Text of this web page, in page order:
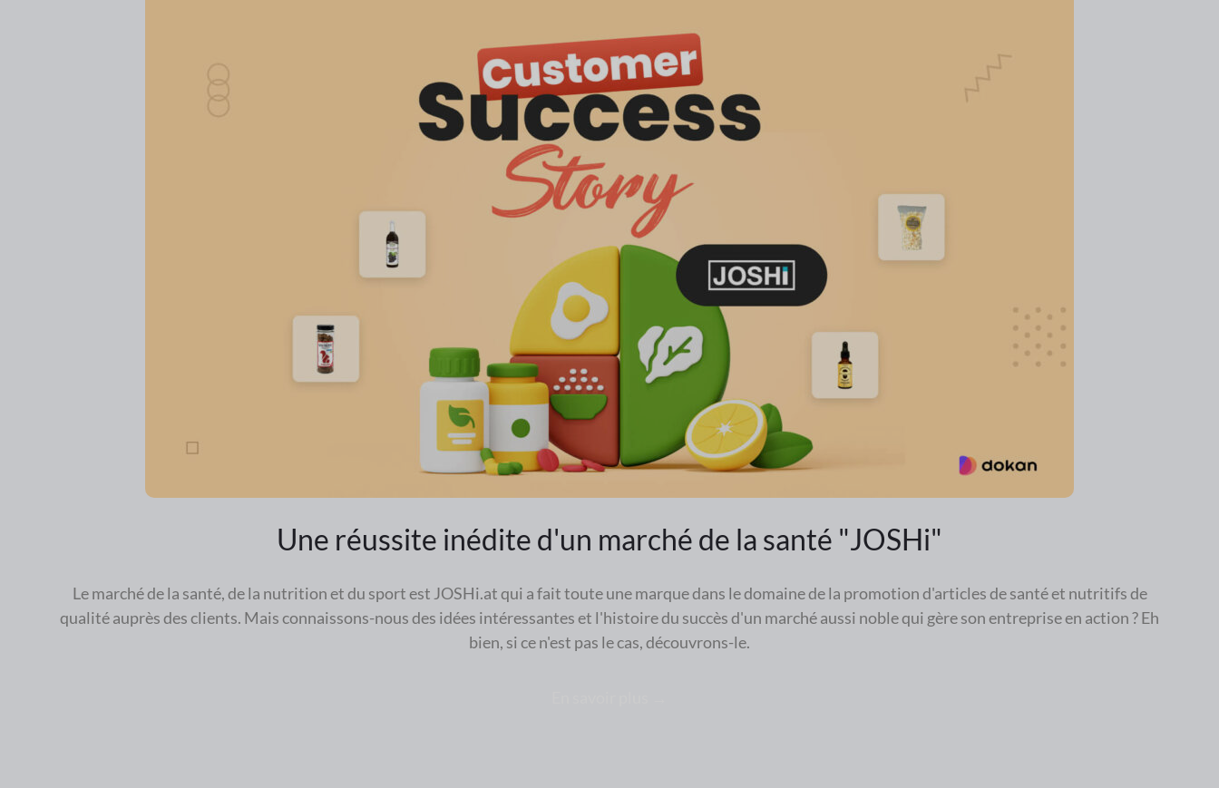
Une réussite inédite d'un marché de la santé "JOSHi"
Le marché de la santé, de la nutrition et du sport est JOSHi.at qui a fait toute une marque dans le domaine de la promotion d'articles de santé et nutritifs de
qualité auprès des clients. Mais connaissons-nous des idées intéressantes et l'histoire du succès d'un marché aussi noble qui gère son entreprise en action ? Eh
bien, si ce n'est pas le cas, découvrons-le.